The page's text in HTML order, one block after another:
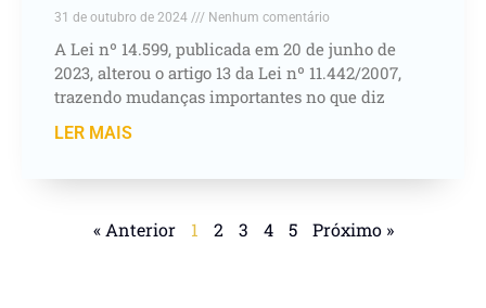
31 de outubro de 2024 Nenhum comentário
A Lei nº 14.599, publicada em 20 de junho de
2023, alterou o artigo 13 da Lei nº 11.442/2007,
trazendo mudanças importantes no que diz
LER MAIS
« Anterior 1 2 3 4 5 Próximo »